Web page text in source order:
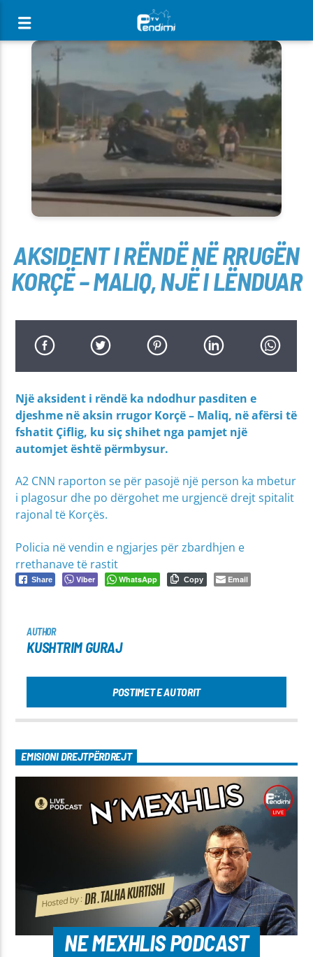
[There are no radio stations in the database]
AKSIDENT I RËNDË NË RRUGËN
KORÇË – MALIQ, NJË I LËNDUAR
Një aksident i rëndë ka ndodhur pasditen e
djeshme në aksin rrugor Korçë – Maliq, në afërsi të
fshatit Çiflig, ku siç shihet nga pamjet një
automjet është përmbysur.
A2 CNN raporton se për pasojë një person ka mbetur
i plagosur dhe po dërgohet me urgjencë drejt spitalit
rajonal të Korçës.
Policia në vendin e ngjarjes për zbardhjen e
rrethanave të rastit
Share Viber WhatsApp Copy Email
AUTHOR
KUSHTRIM GURAJ
POSTIMET E AUTORIT
EMISIONI DREJTPËRDREJT
NE MEXHLIS PODCAST